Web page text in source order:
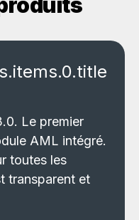
Le premier
AML intégré.
toutes les
transparent et